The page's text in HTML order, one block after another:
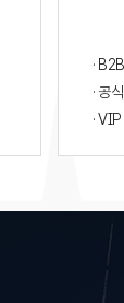
·
· 공
·